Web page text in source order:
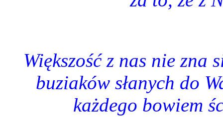
Większość z nas nie zna
buziaków słanych do
każdego bowiem